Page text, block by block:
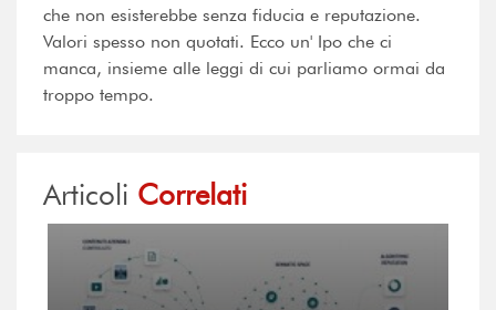
che non esisterebbe senza fiducia e reputazione.
Valori spesso non quotati. Ecco un' Ipo che ci
manca, insieme alle leggi di cui parliamo ormai da
troppo tempo.
Articoli Correlati